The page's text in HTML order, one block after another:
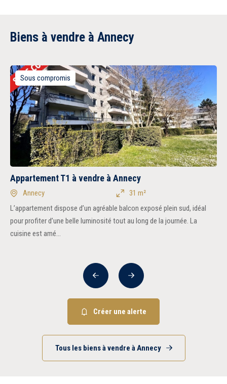
Biens à vendre à Annecy
Sous compromis
Appartement T1 à vendre à Annecy
Annecy
31 m²
L’appartement dispose d’un agréable balcon exposé plein sud, idéal
pour profiter d’une belle luminosité tout au long de la journée. La
cuisine est amé...
PrécédentSuivant
Créer une alerte
Tous les biens à vendre à Annecy